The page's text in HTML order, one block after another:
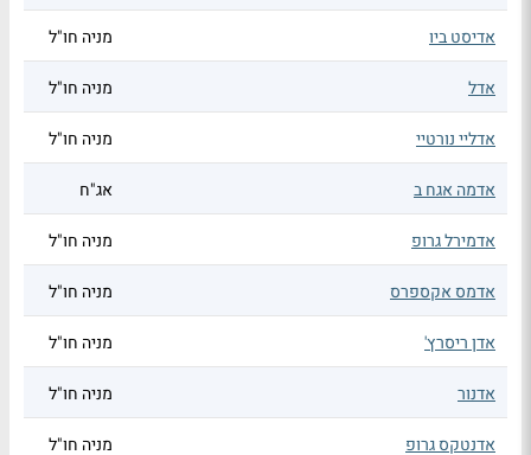
אדיסט ביו מניה חו"ל
אדל מניה חו"ל
אדליי נורטיי מניה חו"ל
אדמה אגח ב אג"ח
אדמירל גרופ מניה חו"ל
אדמס אקספרס מניה חו"ל
אדן ריסרץ' מניה חו"ל
אדנור מניה חו"ל
אדנטקס גרופ מניה חו"ל